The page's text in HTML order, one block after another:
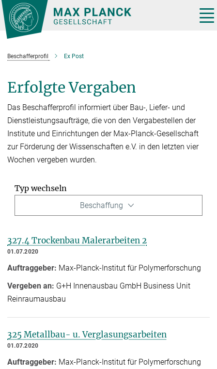
Hauptinhalt
Beschafferprofil Ex Post
Erfolgte Vergaben
Das Beschafferprofil informiert über Bau-, Liefer- und
Dienstleistungsaufträge, die von den Vergabestellen der
Institute und Einrichtungen der Max-Planck-Gesellschaft
zur Förderung der Wissenschaften e.V. in den letzten vier
Wochen vergeben wurden.
Typ wechseln
Beschaffung
327.4 Trockenbau Malerarbeiten 2
01.07.2020
Auftraggeber: Max-Planck-Institut für Polymerforschung
Vergeben an: G+H Innenausbau GmbH Business Unit
Reinraumausbau
325 Metallbau- u. Verglasungsarbeiten
01.07.2020
Auftraggeber: Max-Planck-Institut für Polymerforschung